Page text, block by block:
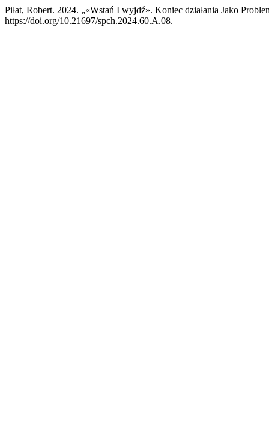
Piłat, Robert. 2024. „«Wstań I wyjdź». Koniec działania Jako
https://doi.org/10.21697/spch.2024.60.A.08.